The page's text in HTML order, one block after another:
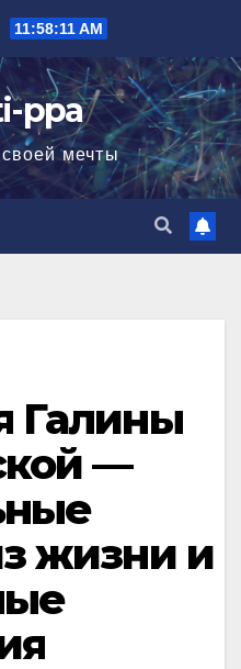
11:58:12 AM
ppa
мечты
Галины
—
жизни и